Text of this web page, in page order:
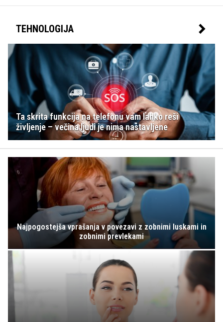
TEHNOLOGIJA
Ta skrita funkcija na telefonu vam lahko reši
življenje – večina ljudi je nima nastavljene
Najpogostejša vprašanja v povezavi z zobnimi luskami in
zobnimi prevlekami